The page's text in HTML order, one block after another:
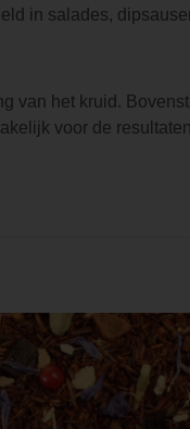
in salades,
van het kruid.
voor de